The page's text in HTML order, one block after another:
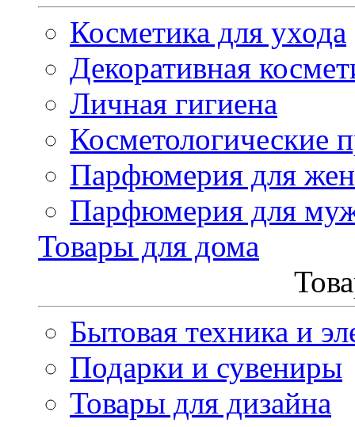
Косметика для ухода
Декоративная
Личная гигиена
Косметологические
Парфюмерия для
Парфюмерия для
Товары для дома
Бытовая техника и
Подарки и сувениры
Товары для дизайна